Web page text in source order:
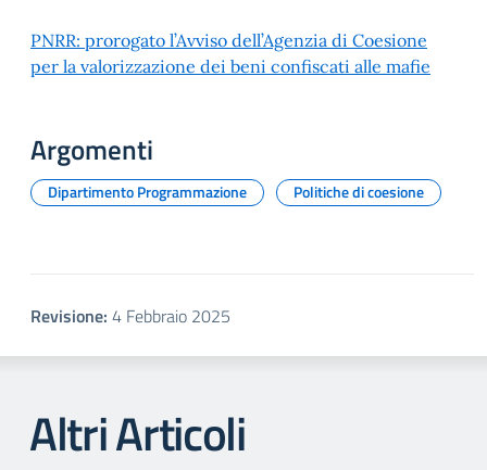
PNRR: prorogato l’Avviso dell’Agenzia di Coesione
per la valorizzazione dei beni confiscati alle mafie
Argomenti
Dipartimento Programmazione Politiche di coesione
Revisione: 4 Febbraio 2025
Altri Articoli